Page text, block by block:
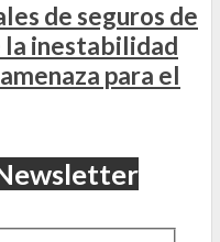
de seguros de
la inestabilidad
para el